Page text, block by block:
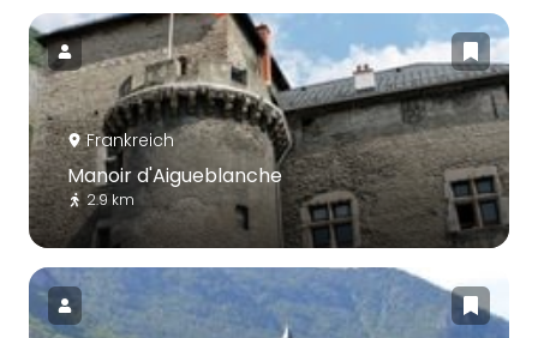
Frankreich
Manoir d'Aigueblanche
2.9 km